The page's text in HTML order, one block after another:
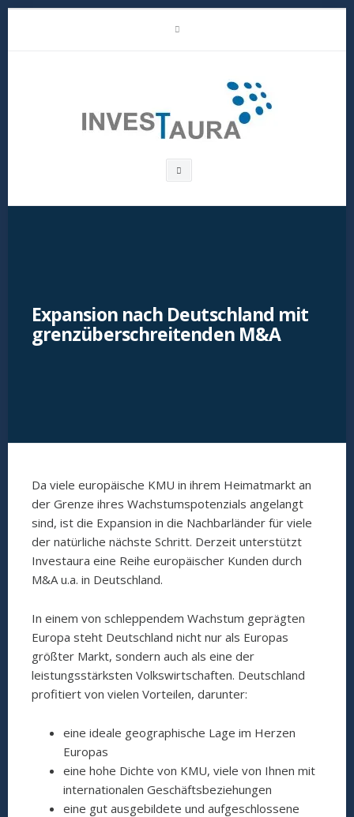
Search
Expansion nach Deutschland mit
grenzüberschreitenden M&A
Da viele europäische KMU in ihrem Heimatmarkt an
der Grenze ihres Wachstumspotenzials angelangt
sind, ist die Expansion in die Nachbarländer für viele
der natürliche nächste Schritt. Derzeit unterstützt
Investaura eine Reihe europäischer Kunden durch
M&A u.a. in Deutschland.
In einem von schleppendem Wachstum geprägten
Europa steht Deutschland nicht nur als Europas
größter Markt, sondern auch als eine der
leistungsstärksten Volkswirtschaften. Deutschland
profitiert von vielen Vorteilen, darunter:
eine ideale geographische Lage im Herzen
Europas
eine hohe Dichte von KMU, viele von Ihnen mit
internationalen Geschäftsbeziehungen
eine gut ausgebildete und aufgeschlossene